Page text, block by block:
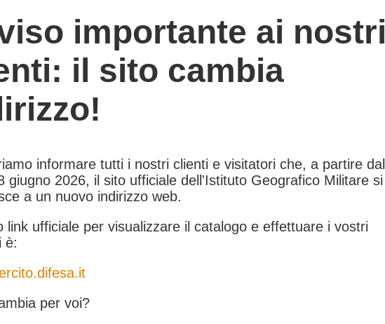
importante ai nostri
il sito cambia
informare tutti i nostri clienti e visitatori che, a partire dal
giugno 2026, il sito ufficiale dell'Istituto Geografico Militare si
a un nuovo indirizzo web.
link ufficiale per visualizzare il catalogo e effettuare i vostri
è:
per voi?